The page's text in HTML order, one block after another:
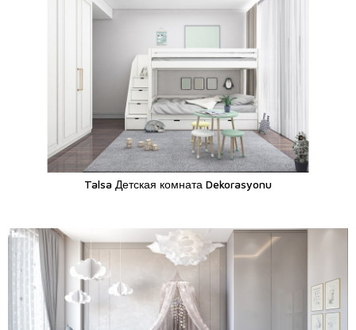
Talsa Детская комната Dekorasyonu